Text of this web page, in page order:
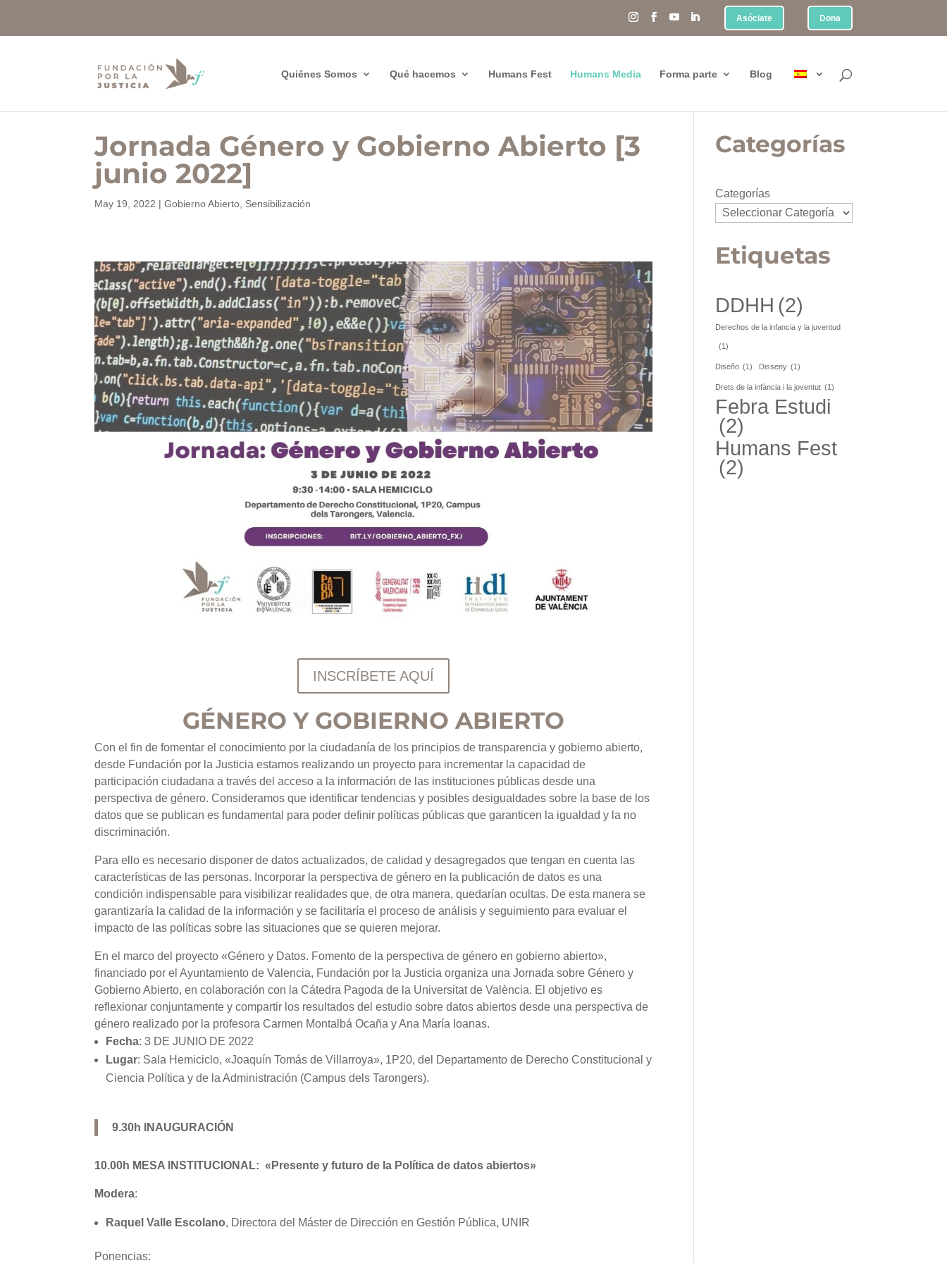
Asóciate Dona
Quiénes Somos Qué hacemos Humans Fest Humans Media Forma parte Blog
Jornada Género y Gobierno Abierto [3
junio 2022]
May 19, 2022 |Gobierno Abierto Sensibilización
INSCRÍBETE AQUÍ
GÉNERO Y GOBIERNO ABIERTO
Con el fin de fomentar el conocimiento por la ciudadanía de los principios de transparencia y gobierno abierto,
desde Fundación por la Justicia estamos realizando un proyecto para incrementar la capacidad de
participación ciudadana a través del acceso a la información de las instituciones públicas desde una
perspectiva de género. Consideramos que identificar tendencias y posibles desigualdades sobre la base de los
datos que se publican es fundamental para poder definir políticas públicas que garanticen la igualdad y la no
discriminación.
Para ello es necesario disponer de datos actualizados, de calidad y desagregados que tengan en cuenta las
características de las personas. Incorporar la perspectiva de género en la publicación de datos es una
condición indispensable para visibilizar realidades que, de otra manera, quedarían ocultas. De esta manera se
garantizaría la calidad de la información y se facilitaría el proceso de análisis y seguimiento para evaluar el
impacto de las políticas sobre las situaciones que se quieren mejorar.
En el marco del proyecto «Género y Datos. Fomento de la perspectiva de género en gobierno abierto»,
financiado por el Ayuntamiento de Valencia, Fundación por la Justicia organiza una Jornada sobre Género y
Gobierno Abierto, en colaboración con la Cátedra Pagoda de la Universitat de València. El objetivo es
reflexionar conjuntamente y compartir los resultados del estudio sobre datos abiertos desde una perspectiva de
género realizado por la profesora Carmen Montalbá Ocaña y Ana María Ioanas.
Fecha: 3 DE JUNIO DE 2022
Lugar: Sala Hemiciclo, «Joaquín Tomás de Villarroya», 1P20, del Departamento de Derecho Constitucional y
Ciencia Política y de la Administración (Campus dels Tarongers).
9.30h INAUGURACIÓN
10.00h MESA INSTITUCIONAL: «Presente y futuro de la Política de datos abiertos»
Modera:
Raquel Valle Escolano, Directora del Máster de Dirección en Gestión Pública, UNIR
Ponencias:
Categorías
Categorías
Etiquetas
DDHH (2)
Derechos de la infancia y la juventud
(1)
Diseño (1) Disseny (1)
Drets de la infància i la joventut (1)
Febra Estudi
(2)
Humans Fest
(2)